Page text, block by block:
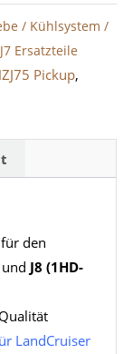
/ Kühlsystem /
Ersatzteile
Pickup,
den
und J8 (1HD-
LandCruiser